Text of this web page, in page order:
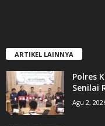
ARTIKEL LAINNYA
Polres
Senilai
Agu 2,